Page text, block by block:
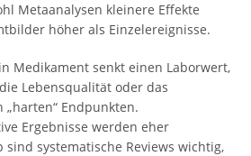
Metaanalysen kleinere Effekte
höher als Einzelereignisse.
Medikament senkt einen Laborwert,
Lebensqualität oder das
„harten“ Endpunkten.
Ergebnisse werden eher
systematische Reviews wichtig,